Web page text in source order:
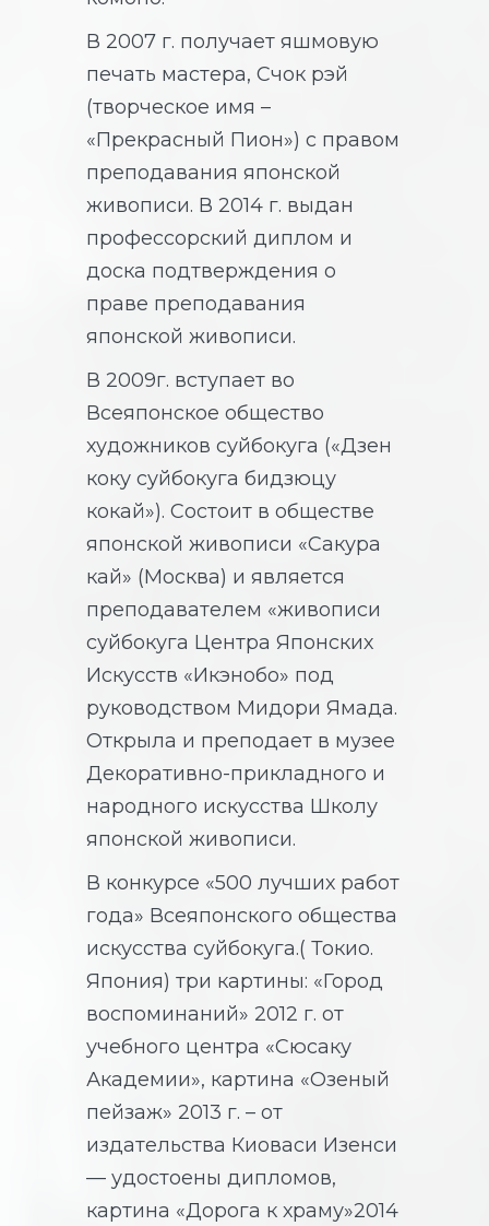
В 2007 г. получает яшмовую
печать мастера, Счок рэй
(творческое имя –
«Прекрасный Пион») с правом
преподавания японской
живописи. В 2014 г. выдан
профессорский диплом и
доска подтверждения о
праве преподавания
японской живописи.
В 2009г. вступает во
Всеяпонское общество
художников суйбокуга («Дзен
коку суйбокуга бидзюцу
кокай»). Состоит в обществе
японской живописи «Сакура
кай» (Москва) и является
преподавателем «живописи
суйбокуга Центра Японских
Искусств «Икэнобо» под
руководством Мидори Ямада.
Открыла и преподает в музее
Декоративно-прикладного и
народного искусства Школу
японской живописи.
В конкурсе «500 лучших работ
года» Всеяпонского общества
искусства суйбокуга.( Токио.
Япония) три картины: «Город
воспоминаний» 2012 г. от
учебного центра «Сюсаку
Академии», картина «Озеный
пейзаж» 2013 г. – от
издательства Киоваси Изенси
— удостоены дипломов,
картина «Дорога к храму»2014